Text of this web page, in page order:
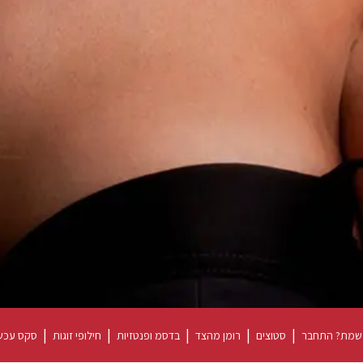
התחבר | סטוצים | רומן מהצד | בדסמ ופנטזיות | חילופי זוגות | סקס